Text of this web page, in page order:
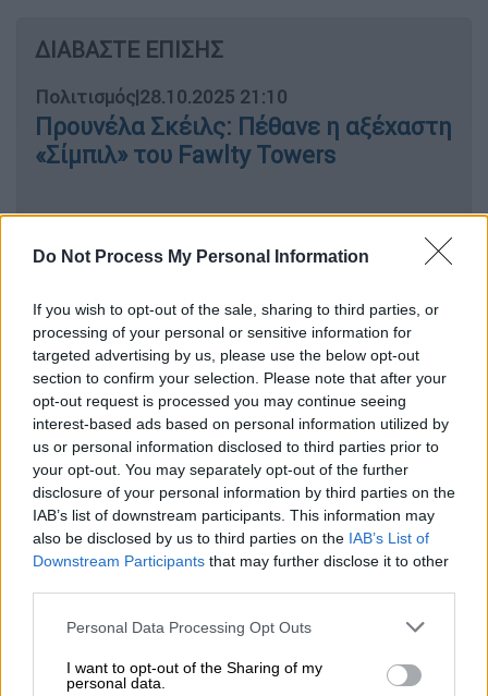
Do Not Process My Personal Information
If you wish to opt-out of the sale, sharing to third parties, or
processing of your personal or sensitive information for
targeted advertising by us, please use the below opt-out
section to confirm your selection. Please note that after your
opt-out request is processed you may continue seeing
interest-based ads based on personal information utilized by
us or personal information disclosed to third parties prior to
your opt-out. You may separately opt-out of the further
disclosure of your personal information by third parties on the
IAB’s list of downstream participants. This information may
also be disclosed by us to third parties on the IAB’s List of
Downstream Participants that may further disclose it to other
Please note that this website/app uses one or more Google
not limited to your visit or usage behaviour. You may click to
grant or deny consent to Google and its third-party tags to
Personal Data Processing Opt Outs
I want to opt-out of the Sharing of my
personal data.
ΔΙΑΒΑΣΤΕ ΕΠΙΣΗΣ
Πολιτισμός|28.10.2025 21:10
Προυνέλα Σκέιλς: Πέθανε η αξέχαστη
«Σίμπιλ» του Fawlty Towers
Η είδηση του θανάτου του
Την είδηση τουθανάτουτουγνωστοποίησε
ο Σπύρος Μπιμπίλαςμε ανάρτησή του στα
μέσα κοινωνικής δικτύωσης, γράφοντας:
«Έφυγε σήμερα από τη ζωή ο Τάκης
Μπαγιατής, ηθοποιός και τα τελευταία
χρόνια παραγωγός θεάτρου, ένας πάντα
δραστήριος και χιουμορίστας άνθρωπος που
τα τελευταία χρόνια κρατούσε το θέατρο
Χατζηχρήστου. Συνεργάστηκα άψογα μαζί
του και θα θυμάμαι πάντα πόσο πολύ με
εκτιμούσε και μου συμπαραστεκόταν στο
έργο του ΤΑΣΕΗ.Ο αποχαιρετισμός θα γίνει
τη Δαύλεια».